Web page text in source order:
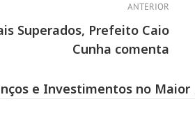
ANTERIOR
Superados, Prefeito Caio
Cunha comenta
e Investimentos no